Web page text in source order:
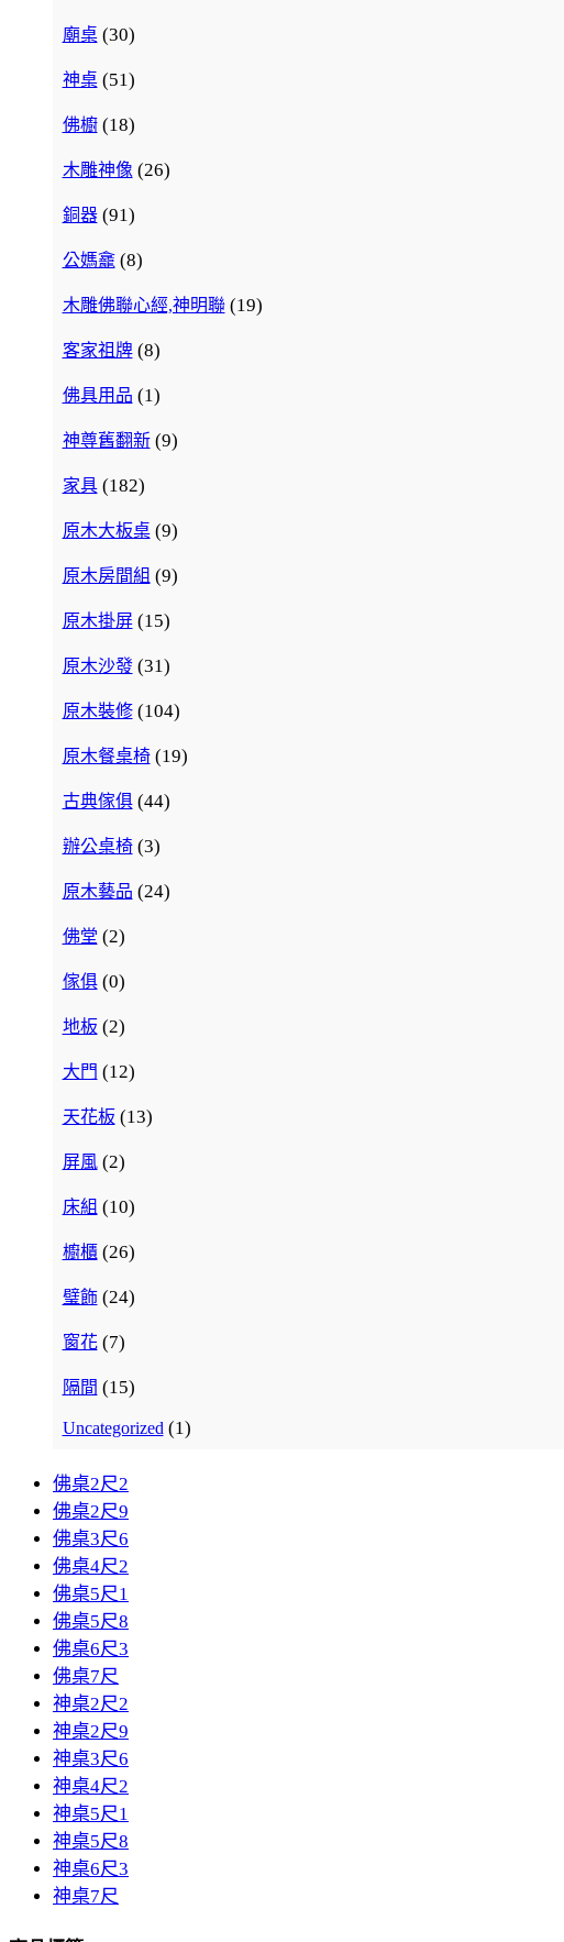
廟桌 (30)
神桌 (51)
佛櫥 (18)
木雕神像 (26)
銅器 (91)
公媽龕 (8)
木雕佛聯心經,神明聯 (19)
客家祖牌 (8)
佛具用品 (1)
神尊舊翻新 (9)
家具 (182)
原木大板桌 (9)
原木房間組 (9)
原木掛屏 (15)
原木沙發 (31)
原木裝修 (104)
原木餐桌椅 (19)
古典傢俱 (44)
辦公桌椅 (3)
原木藝品 (24)
佛堂 (2)
傢俱 (0)
地板 (2)
大門 (12)
天花板 (13)
屏風 (2)
床組 (10)
櫥櫃 (26)
璧飾 (24)
窗花 (7)
隔間 (15)
Uncategorized (1)
佛桌2尺2
佛桌2尺9
佛桌3尺6
佛桌4尺2
佛桌5尺1
佛桌5尺8
佛桌6尺3
佛桌7尺
神桌2尺2
神桌2尺9
神桌3尺6
神桌4尺2
神桌5尺1
神桌5尺8
神桌6尺3
神桌7尺